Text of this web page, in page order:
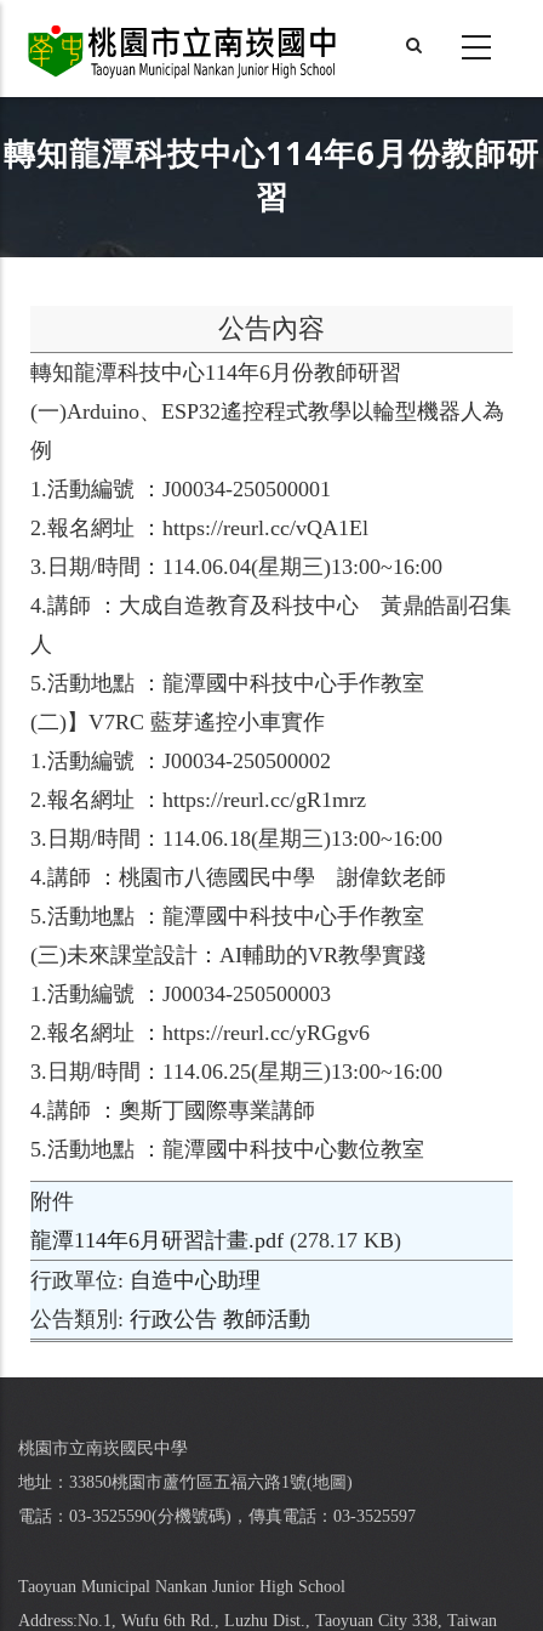
轉知龍潭科技中心114年6月份教師研
習
公告內容
轉知龍潭科技中心114年6月份教師研習
(一)Arduino、ESP32遙控程式教學以輪型機器人為
例
1.活動編號 ：J00034-250500001
2.報名網址 ：https://reurl.cc/vQA1El
3.日期/時間：114.06.04(星期三)13:00~16:00
4.講師 ：大成自造教育及科技中心 黃鼎皓副召集
人
5.活動地點 ：龍潭國中科技中心手作教室
(二)】V7RC 藍芽遙控小車實作
1.活動編號 ：J00034-250500002
2.報名網址 ：https://reurl.cc/gR1mrz
3.日期/時間：114.06.18(星期三)13:00~16:00
4.講師 ：桃園市八德國民中學 謝偉欽老師
5.活動地點 ：龍潭國中科技中心手作教室
(三)未來課堂設計：AI輔助的VR教學實踐
1.活動編號 ：J00034-250500003
2.報名網址 ：https://reurl.cc/yRGgv6
3.日期/時間：114.06.25(星期三)13:00~16:00
4.講師 ：奧斯丁國際專業講師
5.活動地點 ：龍潭國中科技中心數位教室
附件
龍潭114年6月研習計畫.pdf (278.17 KB)
行政單位
自造中心助理
公告類別
行政公告 教師活動
桃園市立南崁國民中學
地址：33850桃園市蘆竹區五福六路1號(地圖)
電話：03-3525590(分機號碼)，傳真電話：03-3525597
Taoyuan Municipal Nankan Junior High School
Address:No.1, Wufu 6th Rd., Luzhu Dist., Taoyuan City 338, Taiwan